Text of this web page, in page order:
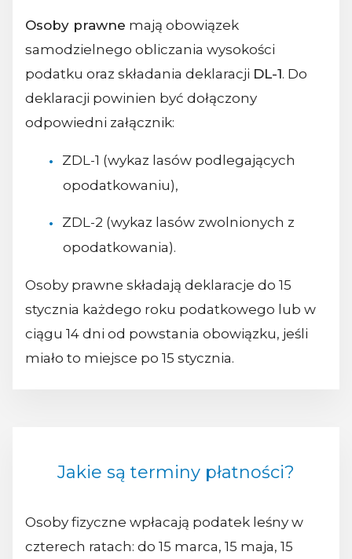
Osoby prawne mają obowiązek
samodzielnego obliczania wysokości
podatku oraz składania deklaracji DL-1. Do
deklaracji powinien być dołączony
odpowiedni załącznik:
ZDL-1 (wykaz lasów podlegających
opodatkowaniu),
ZDL-2 (wykaz lasów zwolnionych z
opodatkowania).
Osoby prawne składają deklaracje do 15
stycznia każdego roku podatkowego lub w
ciągu 14 dni od powstania obowiązku, jeśli
miało to miejsce po 15 stycznia.
Jakie są terminy płatności?
Osoby fizyczne wpłacają podatek leśny w
czterech ratach: do 15 marca, 15 maja, 15